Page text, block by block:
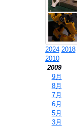
2024 2018
2010
2009
9月
8月
7月
6月
5月
3月